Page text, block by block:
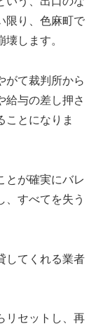
限り、色麻町で
します。
がて裁判所から
給与の差し押さ
ことになりま
とが確実にバレ
、すべてを失う
してくれる業者
リセットし、再